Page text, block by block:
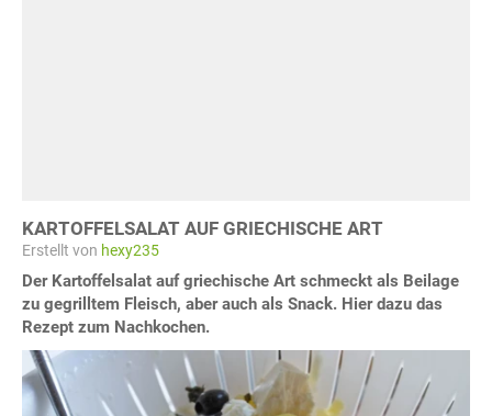
KARTOFFELSALAT AUF GRIECHISCHE ART
Erstellt von hexy235
Der Kartoffelsalat auf griechische Art schmeckt als Beilage
zu gegrilltem Fleisch, aber auch als Snack. Hier dazu das
Rezept zum Nachkochen.